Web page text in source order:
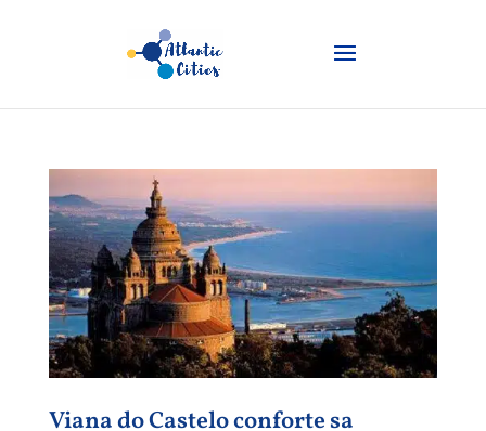
Viana do Castelo conforte sa